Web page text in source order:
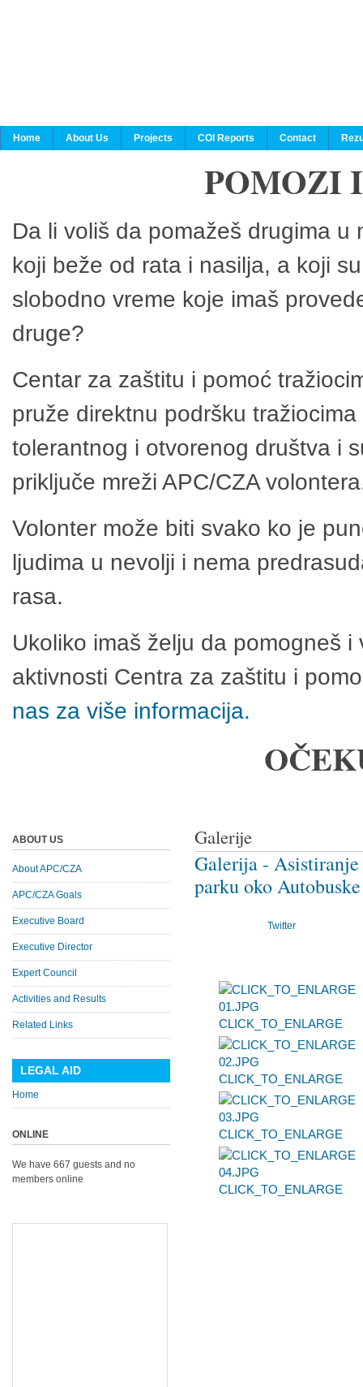
Home About Us Projects COI Reports Contact
POMOZI
Da li voliš da pomažeš drugima
koji beže od rata i nasilja, a koji
slobodno vreme koje imaš
druge?
Centar za zaštitu i pomoć
pruže direktnu podršku
tolerantnog i otvorenog društva i
priključe mreži APC/CZA
Volonter može biti svako ko je
ljudima u nevolji i nema
rasa.
Ukoliko imaš želju da pomogneš
aktivnosti Centra za zaštitu i
nas za više informacija.
Galerije
Galerija -
parku oko
Twitter
CLICK_TO_ENLARGE
CLICK_TO_ENLARGE
CLICK_TO_ENLARGE
CLICK_TO_ENLARGE
ABOUT US
About APC/CZA
APC/CZA Goals
Executive Board
Executive Director
Expert Council
Activities and Results
Related Links
LEGAL AID
Home
ONLINE
We have 667 guests and no
members online